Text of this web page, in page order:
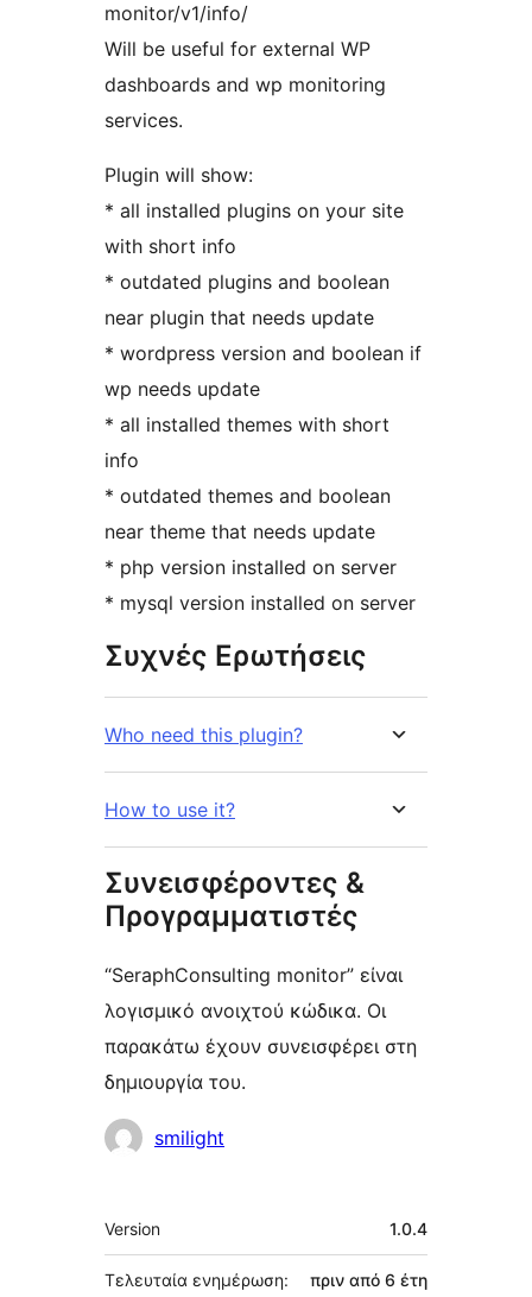
monitor/v1/info/
Will be useful for external WP
dashboards and wp monitoring
services.
Plugin will show:
* all installed plugins on your site
with short info
* outdated plugins and boolean
near plugin that needs update
* wordpress version and boolean if
wp needs update
* all installed themes with short
info
* outdated themes and boolean
near theme that needs update
* php version installed on server
* mysql version installed on server
Συχνές Ερωτήσεις
Who need this plugin?
How to use it?
Συνεισφέροντες &
Προγραμματιστές
“SeraphConsulting monitor” είναι
λογισμικό ανοιχτού κώδικα. Οι
παρακάτω έχουν συνεισφέρει στη
δημιουργία του.
Συντελεστές
smilight
Μεταστοιχεία
Version 1.0.4
Τελευταία ενημέρωση: πριν από 6 έτη